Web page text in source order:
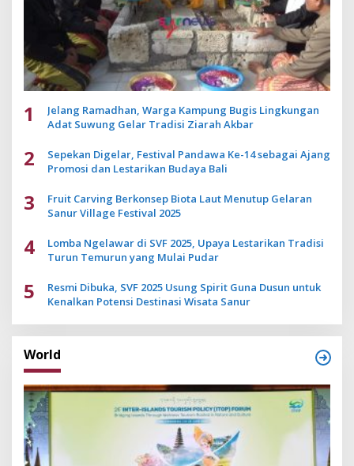
1
Jelang Ramadhan, Warga Kampung Bugis Lingkungan
Adat Suwung Gelar Tradisi Ziarah Akbar
2
Sepekan Digelar, Festival Pandawa Ke-14 sebagai Ajang
Promosi dan Lestarikan Budaya Bali
3
Fruit Carving Berkonsep Biota Laut Menutup Gelaran
Sanur Village Festival 2025
4
Lomba Ngelawar di SVF 2025, Upaya Lestarikan Tradisi
Turun Temurun yang Mulai Pudar
5
Resmi Dibuka, SVF 2025 Usung Spirit Guna Dusun untuk
Kenalkan Potensi Destinasi Wisata Sanur
World